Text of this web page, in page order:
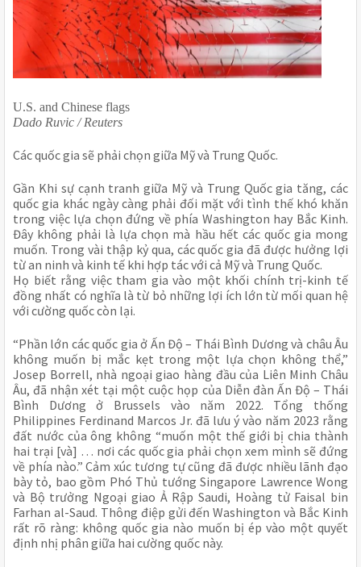
U.S. and Chinese flags
Dado Ruvic / Reuters
Các quốc gia sẽ phải chọn giữa Mỹ và Trung Quốc.
Gần Khi sự cạnh tranh giữa Mỹ và Trung Quốc gia tăng, các
quốc gia khác ngày càng phải đối mặt với tình thế khó khăn
trong việc lựa chọn đứng về phía Washington hay Bắc Kinh.
Đây không phải là lựa chọn mà hầu hết các quốc gia mong
muốn. Trong vài thập kỷ qua, các quốc gia đã được hưởng lợi
từ an ninh và kinh tế khi hợp tác với cả Mỹ và Trung Quốc.
Họ biết rằng việc tham gia vào một khối chính trị-kinh tế
đồng nhất có nghĩa là từ bỏ những lợi ích lớn từ mối quan hệ
với cường quốc còn lại.
“Phần lớn các quốc gia ở Ấn Độ – Thái Bình Dương và châu Âu
không muốn bị mắc kẹt trong một lựa chọn không thể,”
Josep Borrell, nhà ngoại giao hàng đầu của Liên Minh Châu
Âu, đã nhận xét tại một cuộc họp của Diễn đàn Ấn Độ – Thái
Bình Dương ở Brussels vào năm 2022. Tổng thống
Philippines Ferdinand Marcos Jr. đã lưu ý vào năm 2023 rằng
đất nước của ông không “muốn một thế giới bị chia thành
hai trại [và] … nơi các quốc gia phải chọn xem mình sẽ đứng
về phía nào.” Cảm xúc tương tự cũng đã được nhiều lãnh đạo
bày tỏ, bao gồm Phó Thủ tướng Singapore Lawrence Wong
và Bộ trưởng Ngoại giao Ả Rập Saudi, Hoàng tử Faisal bin
Farhan al-Saud. Thông điệp gửi đến Washington và Bắc Kinh
rất rõ ràng: không quốc gia nào muốn bị ép vào một quyết
định nhị phân giữa hai cường quốc này.